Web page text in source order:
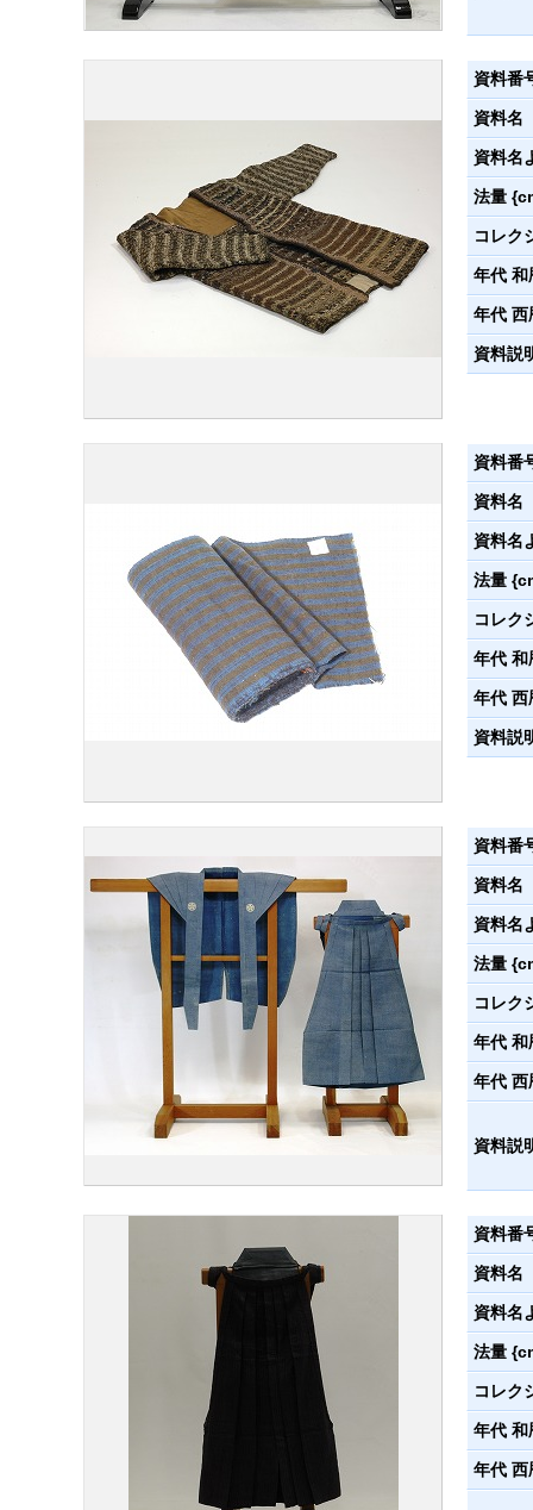
資料番
資料名
資料名
法量
コレク
年代 和
年代 西
資料説
資料番
資料名
資料名
法量
コレク
年代 和
年代 西
資料説
資料番
資料名
資料名
法量
コレク
年代 和
年代 西
資料説
資料番
資料名
資料名
法量
コレク
年代 和
年代 西